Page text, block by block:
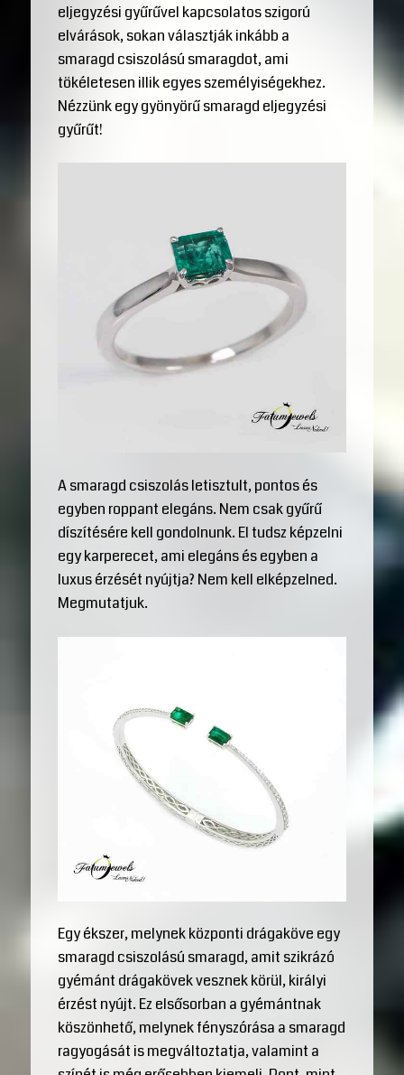
eljegyzési gyűrűvel kapcsolatos szigorú
elvárások, sokan választják inkább a
smaragd csiszolású smaragdot, ami
tökéletesen illik egyes személyiségekhez.
Nézzünk egy gyönyörű smaragd eljegyzési
gyűrűt!
A smaragd csiszolás letisztult, pontos és
egyben roppant elegáns. Nem csak gyűrű
díszítésére kell gondolnunk. El tudsz képzelni
egy karperecet, ami elegáns és egyben a
luxus érzését nyújtja? Nem kell elképzelned.
Megmutatjuk.
Egy ékszer, melynek központi drágaköve egy
smaragd csiszolású smaragd, amit szikrázó
gyémánt drágakövek vesznek körül, királyi
érzést nyújt. Ez elsősorban a gyémántnak
köszönhető, melynek fényszórása a smaragd
ragyogását is megváltoztatja, valamint a